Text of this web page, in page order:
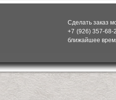
Сделать заказ
+7 (926) 357-
ближайшее